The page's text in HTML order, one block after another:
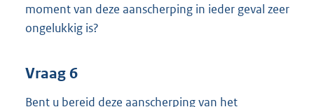
moment van deze aanscherping in ieder geval zeer
ongelukkig is?
Vraag 6
Bent u bereid deze aanscherping van het